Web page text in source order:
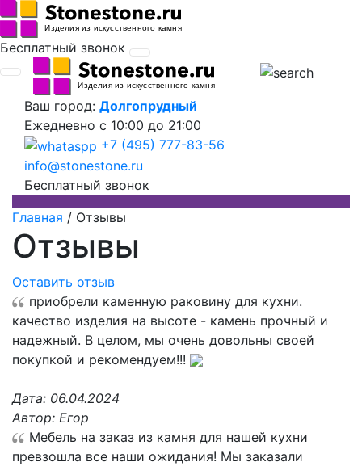
Бесплатный звонок
Ваш город: Долгопрудный
Ежедневно с 10:00 до 21:00
+7 (495) 777-83-56
info@stonestone.ru
Бесплатный звонок
Главная / Отзывы
Отзывы
Оставить отзыв
приобрели каменную раковину для кухни.
качество изделия на высоте - камень прочный и
надежный. В целом, мы очень довольны своей
покупкой и рекомендуем!!!
Дата: 06.04.2024
Автор: Егор
Мебель на заказ из камня для нашей кухни
превзошла все наши ожидания! Мы заказали